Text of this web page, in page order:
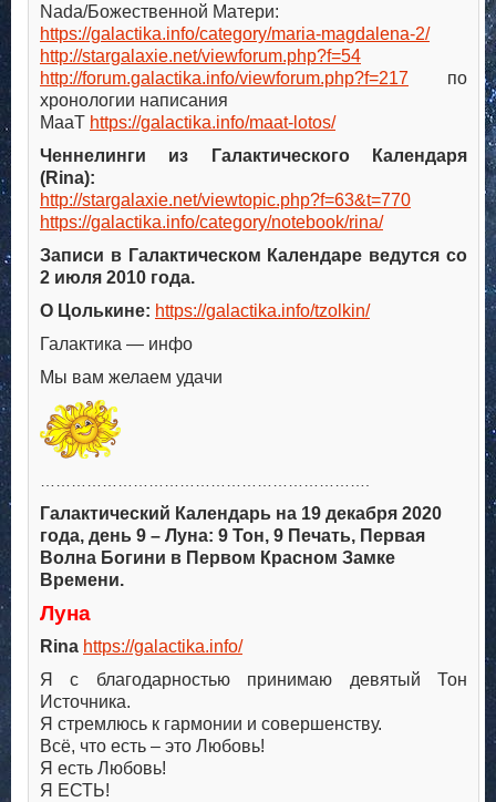
Nada/Божественной Матери:
https://galactika.info/category/maria-magdalena-2/
http://stargalaxie.net/viewforum.php?f=54
http://forum.galactika.info/viewforum.php?f=217 по
хронологии написания
МааТ https://galactika.info/maat-lotos/
Ченнелинги из Галактического Календаря
(Rina):
http://stargalaxie.net/viewtopic.php?f=63&t=770
https://galactika.info/category/notebook/rina/
Записи в Галактическом Календаре ведутся со
2 июля 2010 года.
О Цолькине: https://galactika.info/tzolkin/
Галактика — инфо
Мы вам желаем удачи
Галактический Календарь на 19 декабря 2020
года, день 9 – Луна: 9 Тон, 9 Печать, Первая
Волна Богини в Первом Красном Замке
Времени.
Луна
Rina https://galactika.info/
Я с благодарностью принимаю девятый Тон
Источника.
Я стремлюсь к гармонии и совершенству.
Всё, что есть – это Любовь!
Я есть Любовь!
Я ЕСТЬ!